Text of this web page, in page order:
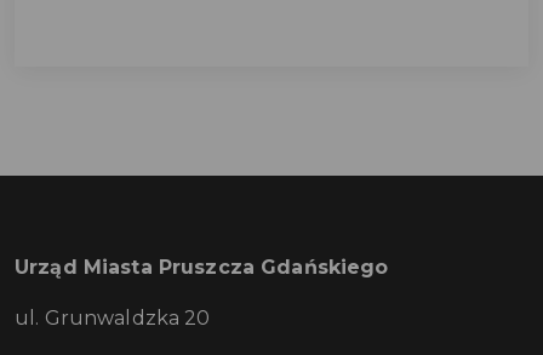
Urząd Miasta Pruszcza Gdańskiego
ul. Grunwaldzka 20